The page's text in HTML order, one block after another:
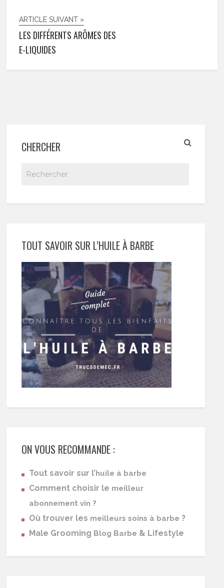
ARTICLE SUIVANT »
LES DIFFÉRENTS ARÔMES DES
E-LIQUIDES
CHERCHER
TOUT SAVOIR SUR L’HUILE À BARBE
ON VOUS RECOMMANDE :
Tout savoir sur l’huile à barbe
Comment choisir le meilleur
abonnement vin ?
Où trouver les meilleurs soins à barbe ?
Male Grooming Blog Barbe & Lifestyle